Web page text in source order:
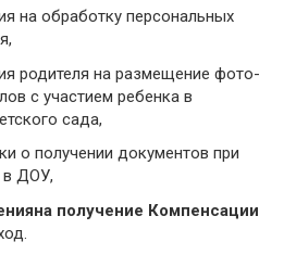
на обработку персональных
родителя на размещение фото-
с участием ребенка в
сада,
о получении документов при
в ДОУ,
на получение Компенсации